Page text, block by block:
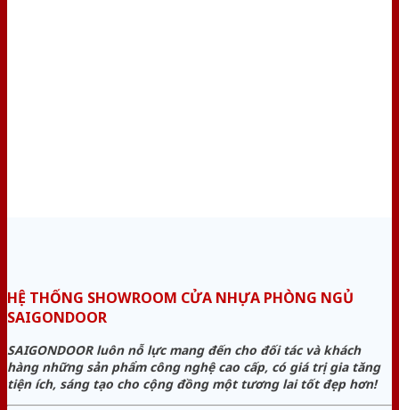
HỆ THỐNG SHOWROOM CỬA NHỰA PHÒNG NGỦ
SAIGONDOOR
SAIGONDOOR luôn nỗ lực mang đến cho đối tác và khách
hàng những sản phẩm công nghệ cao cấp, có giá trị gia tăng
tiện ích, sáng tạo cho cộng đồng một tương lai tốt đẹp hơn!